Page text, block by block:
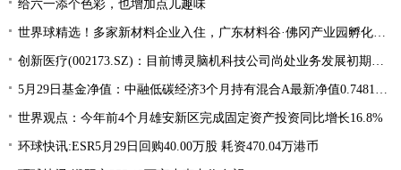
给六一添个色彩，也增加点儿趣味
世界球精选！多家新材料企业入住，广东材料谷·佛冈产业园孵化器开业
创新医疗(002173.SZ)：目前博灵脑机科技公司尚处业务发展初期阶段 热议
5月29日基金净值：中融低碳经济3个月持有混合A最新净值0.7481，涨0.79%
世界观点：今年前4个月雄安新区完成固定资产投资同比增长16.8%
环球快讯:ESR5月29日回购40.00万股 耗资470.04万港币